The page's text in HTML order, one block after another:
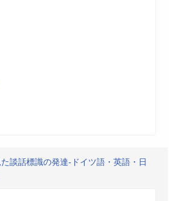
談話標識の発達-ドイツ語・英語・日